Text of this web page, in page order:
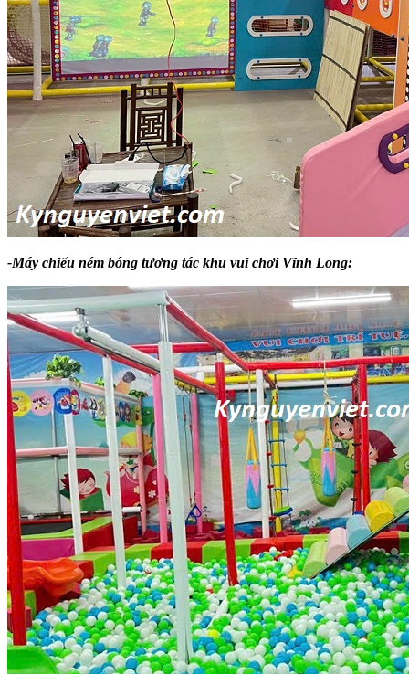
-Máy chiếu ném bóng tương tác khu vui chơi Vĩnh Long: